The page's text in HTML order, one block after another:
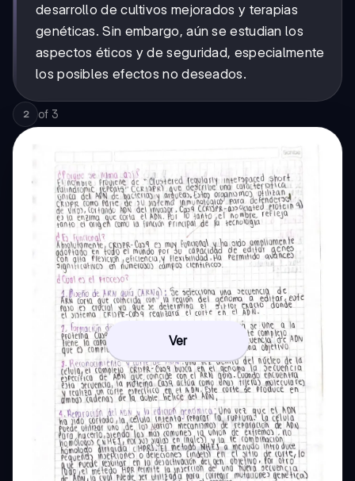
desarrollo de cultivos mejorados y terapias
genéticas. Sin embargo, aún se estudian los
aspectos éticos y de seguridad, especialmente
los posibles efectos no deseados.
2 of 3
Ver